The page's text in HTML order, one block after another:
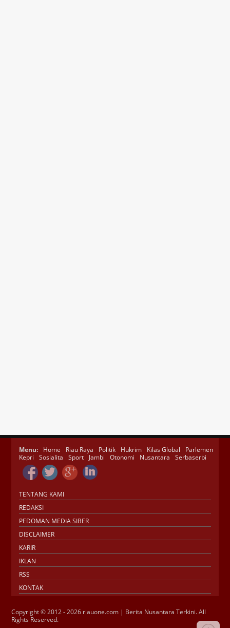
Menu: Home Riau Raya Politik Hukrim Kilas Global
Parlemen
Kepri
Sosialita Sport Jambi Otonomi Nusantara Serbaserbi
TENTANG KAMI
REDAKSI
PEDOMAN MEDIA SIBER
DISCLAIMER
KARIR
IKLAN
RSS
KONTAK
Copyright © 2012 - 2026 riauone.com | Berita Nusantara Terkini. All
Rights Reserved.